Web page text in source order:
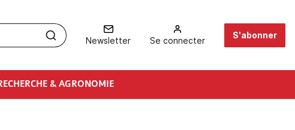
Newsletter Se connecter
S'abonner
& AGRONOMIE